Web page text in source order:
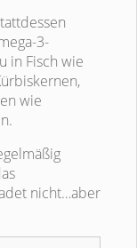
3-
in Fisch wie
wie
nicht…aber